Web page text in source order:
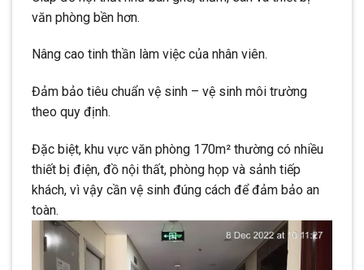
văn phòng bền hơn.
Nâng cao tinh thần làm việc của nhân viên.
Đảm bảo tiêu chuẩn vệ sinh – vệ sinh môi trường
theo quy định.
Đặc biệt, khu vực văn phòng 170m² thường có nhiều
thiết bị điện, đồ nội thất, phòng họp và sảnh tiếp
khách, vì vậy cần vệ sinh đúng cách để đảm bảo an
toàn.